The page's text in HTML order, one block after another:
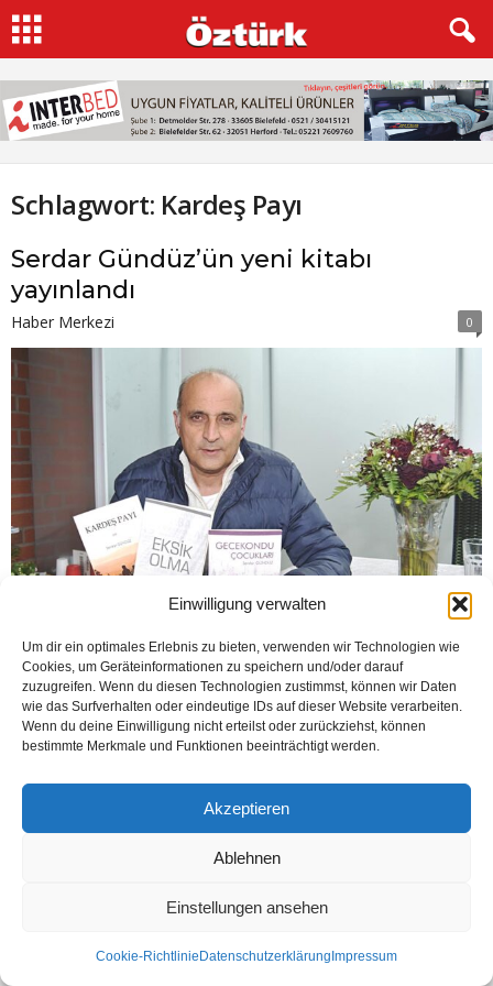
Einwilligung verwalten
Um dir ein optimales Erlebnis zu bieten, verwenden wir Technologien wie
Cookies, um Geräteinformationen zu speichern und/oder darauf
zuzugreifen. Wenn du diesen Technologien zustimmst, können wir Daten
wie das Surfverhalten oder eindeutige IDs auf dieser Website verarbeiten.
Wenn du deine Einwilligung nicht erteilst oder zurückziehst, können
bestimmte Merkmale und Funktionen beeinträchtigt werden.
Akzeptieren
Ablehnen
Einstellungen ansehen
Cookie-Richtlinie Datenschutzerklärung Impressum
Schlagwort: Kardeş Payı
Serdar Gündüz’ün yeni kitabı
yayınlandı
Haber Merkezi 0
GÜTERSLOH (Öztürk) Yazar kitabın ön sözünde, Charles Bukowski’nin ünlü
sözünü, “Yorma kendini! Bırak hayatına eşlik etmek isteyenler, seninle gelsin.”
yazdıktan sonra: “Yazıyorum diye yazar mı...
Datenschutzerklärung